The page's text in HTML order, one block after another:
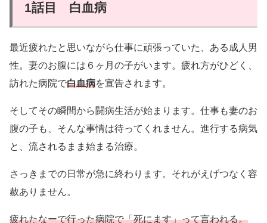
1話目 白血病
最近疲れたと思いながら仕事に頑張っていた、ある成人男
性。妻のお腹には６ヶ月の子がいます。疲れ方がひどく、
訪れた病院で白血病を宣告されます。
そしてその瞬間から闘病生活が始まります。仕事も妻のお
腹の子も、そんな事情は待ってくれません。進行する病気
と、流されるまま始まる治療。
さっきまでの日常が急に終わります。それがえげつなく容
赦ありません。
疲れたなーで行った病院で「死にます」って言われる。